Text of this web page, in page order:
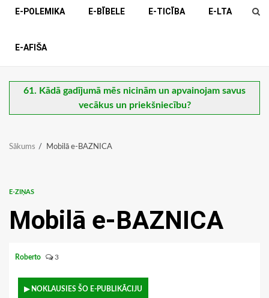
E-POLEMIKA E-BĪBELE E-TICĪBA E-LTA
E-AFIŠA
61. Kādā gadījumā mēs nicinām un apvainojam savus
vecākus un priekšniecību?
Sākums Mobilā e-BAZNICA
E-ZIŅAS
Mobilā e-BAZNICA
Roberto 3
▶ NOKLAUSIES ŠO E-PUBLIKĀCIJU